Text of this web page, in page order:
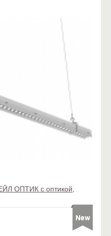
ОПТИК с оптикой,